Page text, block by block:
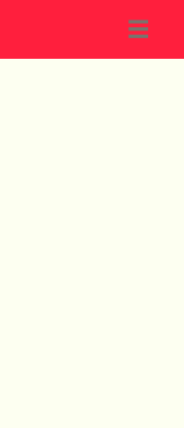
☰